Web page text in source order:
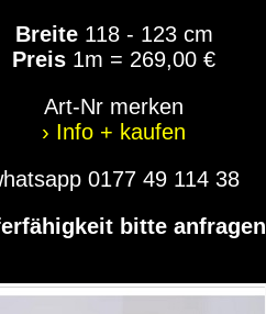
Breite118 - 123 cm
Preis 1m = 269,00 €
Art-Nr merken
› Info + kaufen
0177 49 114 38
bitte anfragen